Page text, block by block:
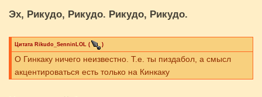
Эх, Рикудо, Рикудо. Рикудо, Рикудо.
Цитата Rikudo_SenninLOL ( )
О Гинкаку ничего неизвестно. Т.е. ты пиздабол, а смысл
акцентироваться есть только на Кинкаку